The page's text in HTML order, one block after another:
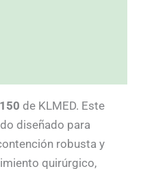
de KLMED. Este
diseñado para
robusta y
quirúrgico,